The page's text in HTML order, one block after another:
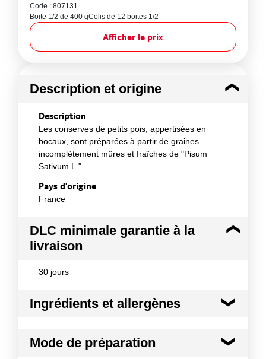
Code : 807131
Boite 1/2 de 400 gColis de 12 boites 1/2
Afficher le prix
Description et origine
Description
Les conserves de petits pois, appertisées en
bocaux, sont préparées à partir de graines
incomplètement mûres et fraîches de "Pisum
Sativum L." .
Pays d'origine
France
DLC minimale garantie à la
livraison
30 jours
Ingrédients et allergènes
Petits pois, eau, sucre, sel
Mode de préparation